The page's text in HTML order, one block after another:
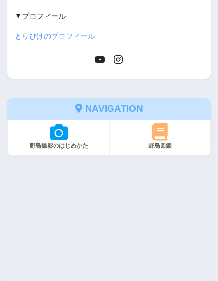
▼プロフィール
とりぴけのプロフィール
NAVIGATION
野鳥撮影のはじめかた 野鳥図鑑